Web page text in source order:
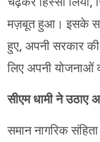
मज़बूत हुआ। इसके साथ
हुए, अपनी सरकार
लिए अपनी योजनाओं
सीएम धामी ने उठाए
समान नागरिक